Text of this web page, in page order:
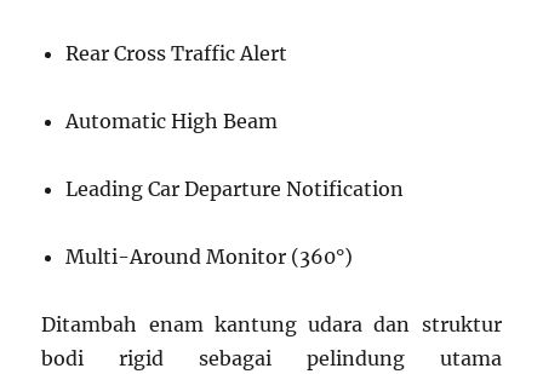
Rear Cross Traffic Alert
Automatic High Beam
Leading Car Departure Notification
Multi-Around Monitor (360°)
Ditambah enam kantung udara dan struktur
bodi rigid sebagai pelindung utama